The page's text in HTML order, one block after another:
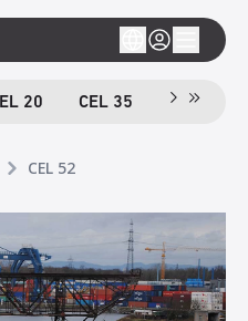
20 CEL 35 CEL 52
CEL 52